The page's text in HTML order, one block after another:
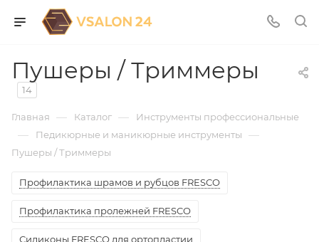
Пушеры / Триммеры
14
Главная — Каталог — Инструменты профессиональные
— Педикюрные и маникюрные инструменты —
Пушеры / Триммеры
Профилактика шрамов и рубцов FRESCO
Профилактика пролежней FRESCO
Силиконы FRESCO для ортопластии